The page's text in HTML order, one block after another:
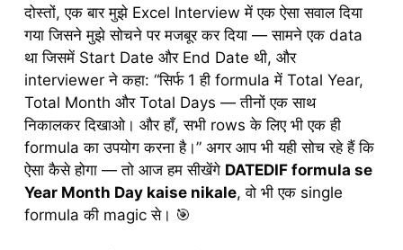
दोस्तों, एक बार मुझे Excel Interview में एक ऐसा सवाल दिया
गया जिसने मुझे सोचने पर मजबूर कर दिया — सामने एक data
था जिसमें Start Date और End Date थी, और
interviewer ने कहा: “सिर्फ 1 ही formula में Total Year,
Total Month और Total Days — तीनों एक साथ
निकालकर दिखाओ। और हाँ, सभी rows के लिए भी एक ही
formula का उपयोग करना है।” अगर आप भी यही सोच रहे हैं कि
ऐसा कैसे होगा — तो आज हम सीखेंगे DATEDIF formula se
Year Month Day kaise nikale, वो भी एक single
formula की magic से। 🎯